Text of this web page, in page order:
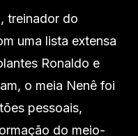
treinador do
uma lista extensa
Ronaldo e
o meia Nenê foi
pessoais,
do meio-